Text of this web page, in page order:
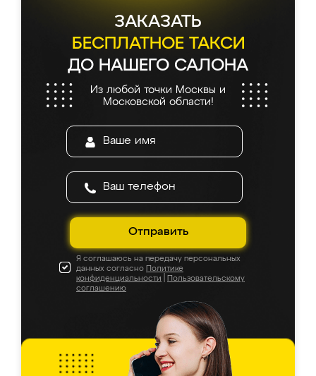
ЗАКАЗАТЬ
БЕСПЛАТНОЕ ТАКСИ
ДО НАШЕГО САЛОНА
Из любой точки Москвы и
Московской области!
Отправить
Я соглашаюсь на передачу персональных
данных согласно Политике
конфиденциальности
Пользовательскому
соглашению